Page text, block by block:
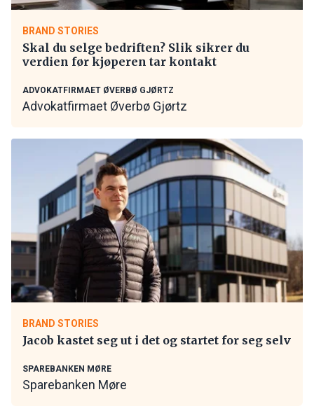
BRAND STORIES
Skal du selge bedriften? Slik sikrer du
verdien før kjøperen tar kontakt
ADVOKATFIRMAET ØVERBØ GJØRTZ
Advokatfirmaet Øverbø Gjørtz
BRAND STORIES
Jacob kastet seg ut i det og startet for seg selv
SPAREBANKEN MØRE
Sparebanken Møre